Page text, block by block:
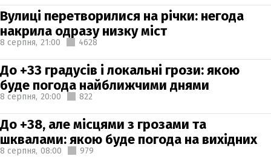
Вулиці перетворилися на річки: негода
накрила одразу низку міст
8 серпня, 21:00 4628
До +33 градусів і локальні грози: якою
буде погода найближчими днями
8 серпня, 20:00 822
До +38, але місцями з грозами та
шквалами: якою буде погода на вихідних
8 серпня, 08:00 979